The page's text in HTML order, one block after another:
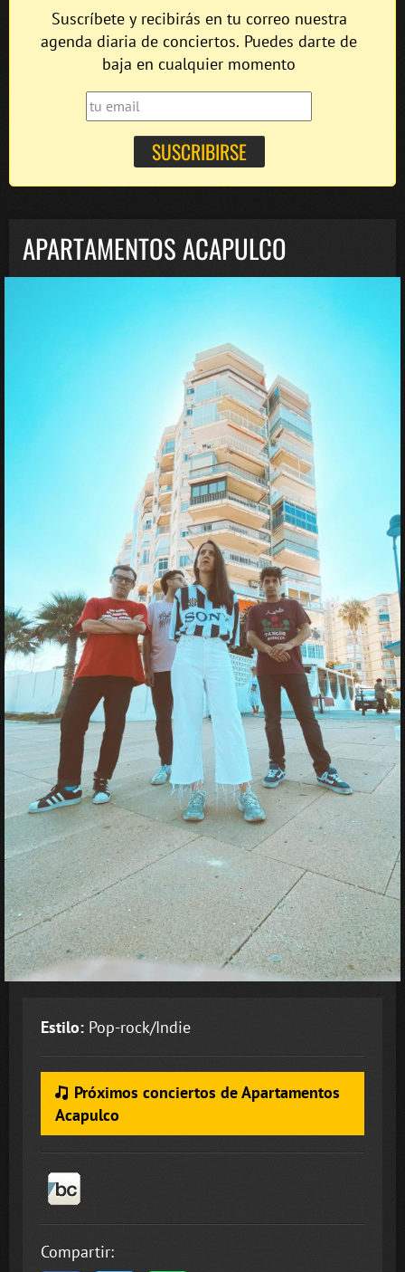
Suscríbete y recibirás en tu correo nuestra
agenda diaria de conciertos. Puedes darte de
baja en cualquier momento
APARTAMENTOS ACAPULCO
Estilo: Pop-rock/Indie
Próximos conciertos de Apartamentos
Acapulco
Compartir: